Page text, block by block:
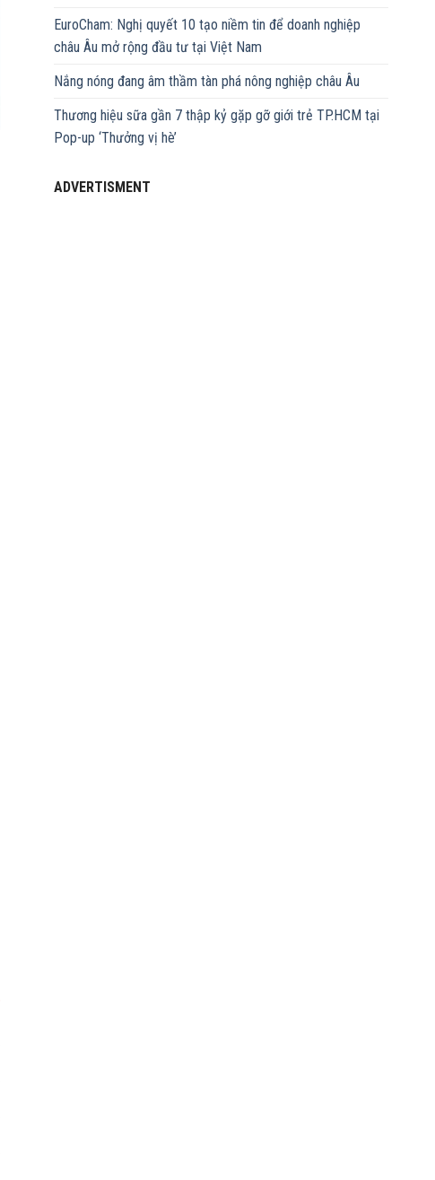
EuroCham: Nghị quyết 10 tạo niềm tin để doanh nghiệp
châu Âu mở rộng đầu tư tại Việt Nam
Nắng nóng đang âm thầm tàn phá nông nghiệp châu Âu
Thương hiệu sữa gần 7 thập kỷ gặp gỡ giới trẻ TP.HCM tại
Pop-up ‘Thưởng vị hè’
ADVERTISMENT